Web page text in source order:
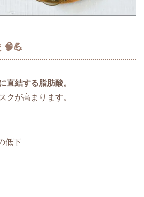
🧠💪
直結する脂肪酸。
クが高まります。
低下